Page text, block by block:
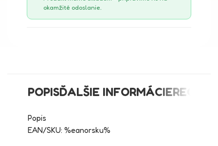
okamžité odoslanie.
POPISĎALŠIE INFORMÁCIE
Popis
EAN/SKU: %eanorsku%